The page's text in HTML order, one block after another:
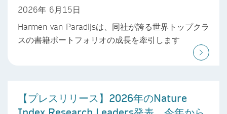
2026年 6月15日
Harmen van Paradijsは、同社が誇る世界トップクラ
スの書籍ポートフォリオの成長を牽引します
【プレスリリース】2026年のNature